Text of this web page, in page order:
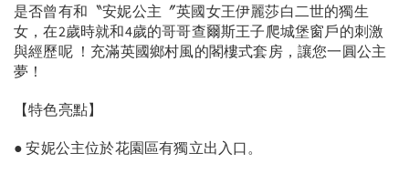
是否曾有和〝安妮公主〞英國女王伊麗莎白二世的獨生
女，在2歲時就和4歲的哥哥查爾斯王子爬城堡窗戶的刺激
與經歷呢 ！充滿英國鄉村風的閣樓式套房，讓您一圓公主
夢！
【特色亮點】
● 安妮公主位於花園區有獨立出入口。